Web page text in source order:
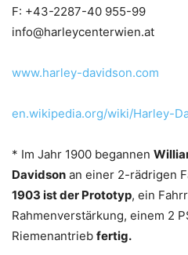
F: +43-2287-40 955-99
info@harleycenterwien.at
www.harley-davidson.com
en.wikipedia.org/wiki/Harley-
* Im Jahr 1900 begannen
Davidson an einer 2-rädrigen
1903 ist der Prototyp, ein
Rahmenverstärkung, einem 2
Riemenantrieb fertig.